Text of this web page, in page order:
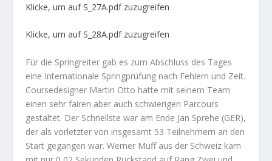
Klicke, um auf S_27A.pdf zuzugreifen
Klicke, um auf S_28A.pdf zuzugreifen
Für die Springreiter gab es zum Abschluss des Tages
eine Internationale Springprüfung nach Fehlern und Zeit.
Coursedesigner Martin Otto hatte mit seinem Team
einen sehr fairen aber auch schwierigen Parcours
gestaltet. Der Schnellste war am Ende Jan Sprehe (GER),
der als vorletzter von insgesamt 53 Teilnehmern an den
Start gegangen war. Werner Muff aus der Schweiz kam